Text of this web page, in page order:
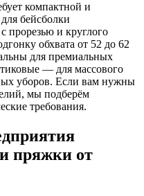
компактной и
бейсболки
прорезью и круглого
обхвата от 52 до 62
для премиальных
— для массового
уборов. Если вам нужны
мы подберём
требования.
пряжки от